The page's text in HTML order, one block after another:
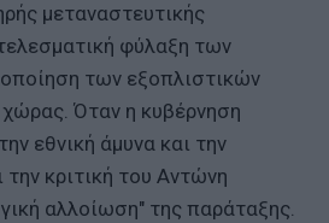
μεταναστευτικής
φύλαξη των
των εξοπλιστικών
Όταν η κυβέρνηση
εθνική άμυνα και την
κριτική του Αντώνη
αλλοίωση" της παράταξης.